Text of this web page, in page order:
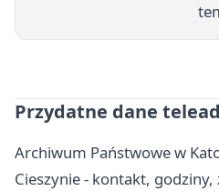
Przydatne dane
Archiwum Państwowe w
Cieszynie - kontakt,